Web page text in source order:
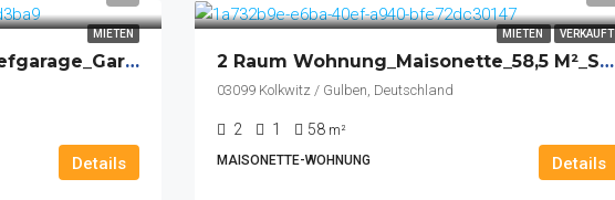
MIETEN
2 RaumWohnung_66m²_ Tiefgarage_Garten_Einbauküche
Details
MIETEN VERKAUFT
2 Raum Wohnung_Maisonette_58,5 M²_Stellplatz_Balkon
03099 Kolkwitz / Gulben, Deutschland
2 1 58 m²
MAISONETTE-WOHNUNG
Details